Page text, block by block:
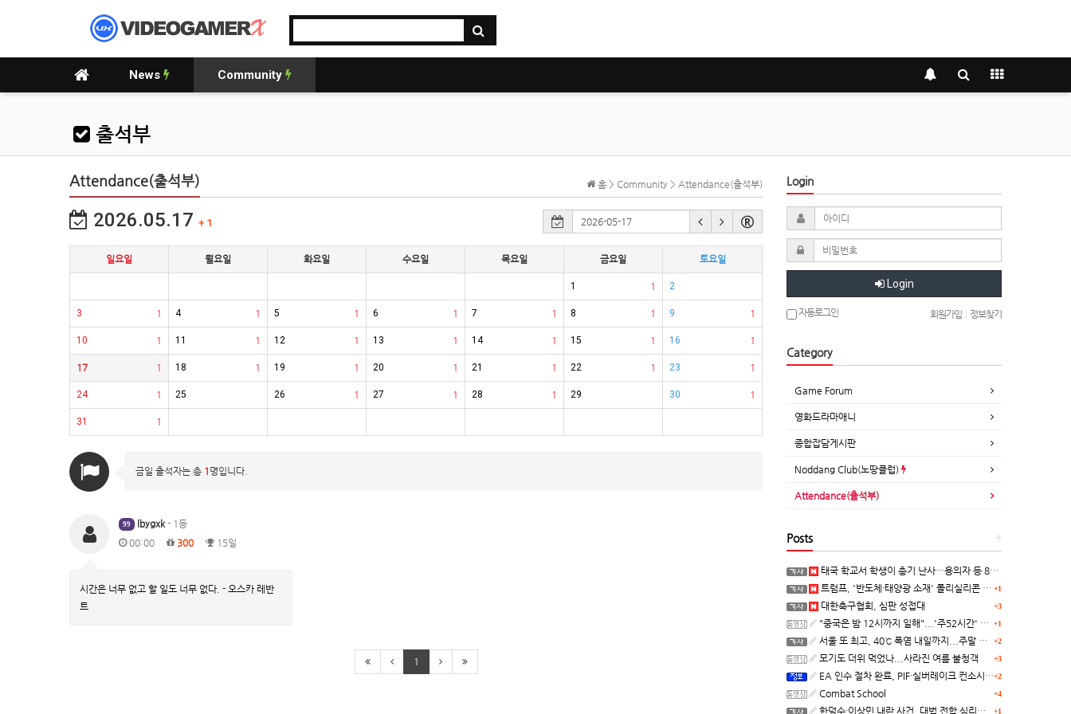
News Community
출석부
홈 > Community > Attendance(출석부)
Attendance(출석부)
2026.05.17 + 1
일요일 월요일 화요일 수요일 목요일 금요일 토요일
1
1 2
1
3 1
4 1
5 1
6 1
7 1
8 1
9
1
10 1
11 1
12 1
13 1
14 1
15 1
16
1
17 1
18 1
19 1
20 1
21 1
22 1
23
1
24 25 1
26 1
27 1
28 29 1
30
1
31
금일 출석자는 총 1 명입니다.
99 lbygxk - 1등
00:00
300 15일
시간은 너무 없고 할 일도 너무 없다. - 오스카 레반
트
1
Login
Login
자동로그인 회원가입 정보찾기
Category
Game Forum
영화드라마애니
종합잡담게시판
Noddang Club(노땅클럽)
Attendance(출석부)
+
Posts
태국 학교서 학생이 총기 난사…용의자 등 8명 숨져
+1
트럼프, '반도체·태양광 소재' 폴리실리콘 파생 제품에 15% 관세...한국 기업도 영향
+3
대한축구협회, 심판 성접대
+1
"중국은 밤 12시까지 일해"...'주52시간' 손볼까
+2
서울 또 최고, 40℃ 폭염 내일까지...주말 동쪽 비바람
+3
모기도 더위 먹었나...사라진 여름 불청객
+2
EA 인수 절차 완료, PIF·실버레이크 컨소시엄 산하 편입
+4
Combat School
+1
한덕수·이상민 내란 사건, 대법 전합 심리…"역사적 사법평가"(종합)